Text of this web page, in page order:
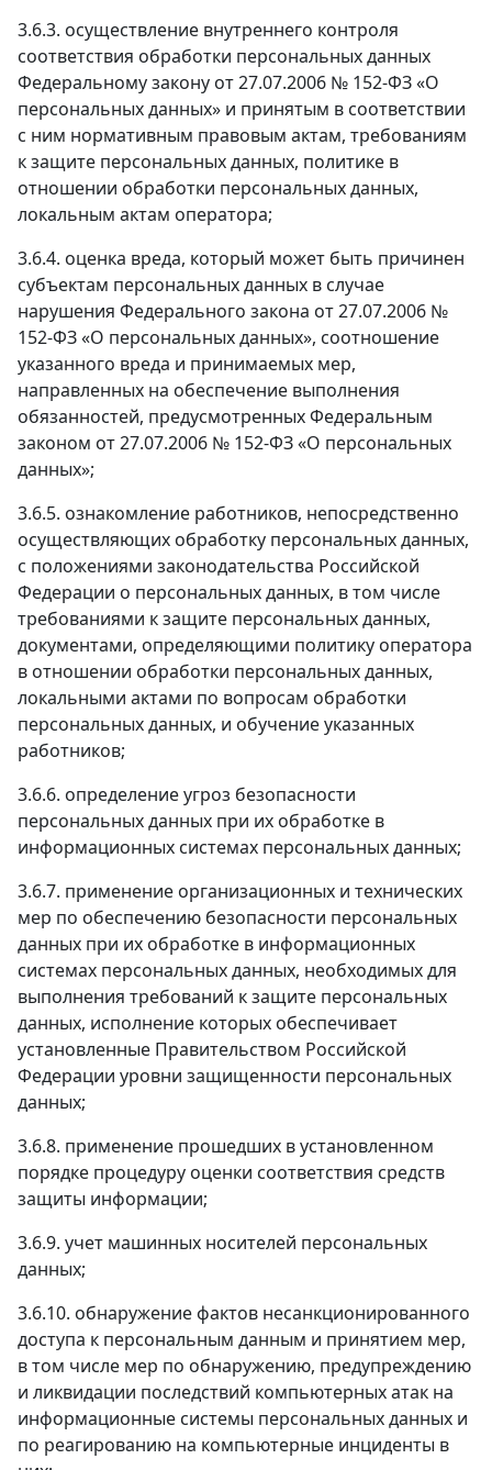
3.6.3. осуществление внутреннего контроля
соответствия обработки персональных данных
Федеральному закону от 27.07.2006 № 152-ФЗ «О
персональных данных» и принятым в соответствии
с ним нормативным правовым актам, требованиям
к защите персональных данных, политике в
отношении обработки персональных данных,
локальным актам оператора;
3.6.4. оценка вреда, который может быть причинен
субъектам персональных данных в случае
нарушения Федерального закона от 27.07.2006 №
152-ФЗ «О персональных данных», соотношение
указанного вреда и принимаемых мер,
направленных на обеспечение выполнения
обязанностей, предусмотренных Федеральным
законом от 27.07.2006 № 152-ФЗ «О персональных
данных»;
3.6.5. ознакомление работников, непосредственно
осуществляющих обработку персональных данных,
с положениями законодательства Российской
Федерации о персональных данных, в том числе
требованиями к защите персональных данных,
документами, определяющими политику оператора
в отношении обработки персональных данных,
локальными актами по вопросам обработки
персональных данных, и обучение указанных
работников;
3.6.6. определение угроз безопасности
персональных данных при их обработке в
информационных системах персональных данных;
3.6.7. применение организационных и технических
мер по обеспечению безопасности персональных
данных при их обработке в информационных
системах персональных данных, необходимых для
выполнения требований к защите персональных
данных, исполнение которых обеспечивает
установленные Правительством Российской
Федерации уровни защищенности персональных
данных;
3.6.8. применение прошедших в установленном
порядке процедуру оценки соответствия средств
защиты информации;
3.6.9. учет машинных носителей персональных
данных;
3.6.10. обнаружение фактов несанкционированного
доступа к персональным данным и принятием мер,
в том числе мер по обнаружению, предупреждению
и ликвидации последствий компьютерных атак на
информационные системы персональных данных и
по реагированию на компьютерные инциденты в